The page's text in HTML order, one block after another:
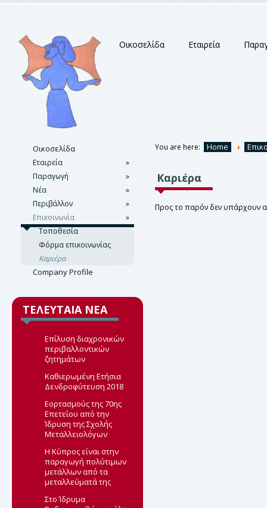
Οικοσελίδα Εταιρεία
You are here: Home
Καριέρα
Προς το παρόν δεν υπάρχουν
Οικοσελίδα
Εταιρεία
»
Ιστορικό
Παρουσίαση
Δημιουργία
Βραβεία
Ασφάλεια & Υγεία
Παραγωγή
»
Παραγωγική Διαδικασία
Δυναμικότητα Παραγωγής
Στατιστικά Διαδικασίας
Νέα
»
Εκδηλώσεις
Δελτία Τύπου &
Ανακοινώσεις
Περιβάλλον
»
Περιβαλλοντική Πολιτική
Μεταλλευτικά Αποθέματα
Μεθοδολογία Εκτίμησης
Αποθεμάτων
Ερευνητικό Πρόγραμμα
Επικοινωνία
»
Τοποθεσία
Φόρμα επικοινωνίας
Καριέρα
Company Profile
ΤΕΛΕΥΤΑΙΑ ΝΕΑ
Επίλυση διαχρονικών
περιβαλλοντικών
ζητημάτων
Καθιερωμένη Ετήσια
Δενδροφύτευση 2018
Εορτασμούς της 70ης
Επετείου από την
Ίδρυση της Σχολής
Μεταλλειολόγων
H Kύπρος είναι στην
παραγωγή πολύτιμων
μετάλλων από τα
μεταλλεύματά της
Στο Ίδρυμα